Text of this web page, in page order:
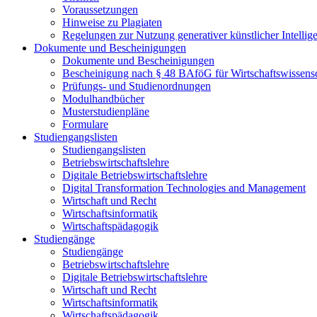
Voraussetzungen
Hinweise zu Plagiaten
Regelungen zur Nutzung generativer künstlicher
Dokumente und Bescheinigungen
Dokumente und Bescheinigungen
Bescheinigung nach § 48 BAföG für
Prüfungs- und Studienordnungen
Modulhandbücher
Musterstudienpläne
Formulare
Studiengangslisten
Studiengangslisten
Betriebswirtschaftslehre
Digitale Betriebswirtschaftslehre
Digital Transformation Technologies and Management
Wirtschaft und Recht
Wirtschaftsinformatik
Wirtschaftspädagogik
Studiengänge
Studiengänge
Betriebswirtschaftslehre
Digitale Betriebswirtschaftslehre
Wirtschaft und Recht
Wirtschaftsinformatik